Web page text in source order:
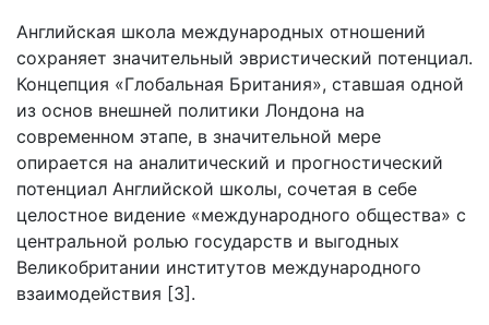
Английская школа международных отношений
сохраняет значительный эвристический потенциал.
Концепция «Глобальная Британия», ставшая одной
из основ внешней политики Лондона на
современном этапе, в значительной мере
опирается на аналитический и прогностический
потенциал Английской школы, сочетая в себе
целостное видение «международного общества» с
центральной ролью государств и выгодных
Великобритании институтов международного
взаимодействия [3].